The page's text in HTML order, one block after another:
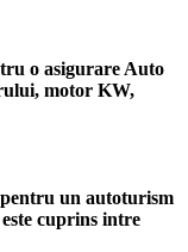
o asigurare Auto
motor KW,
un autoturism
cuprins intre